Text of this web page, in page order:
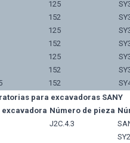
125
152
125
152
125
152
152
para excavadoras SANY
excavadora Número de pieza
J2C.4.3